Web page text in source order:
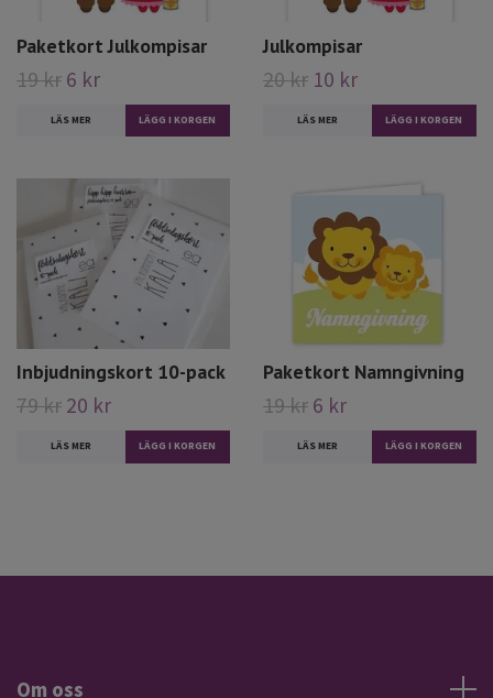
Paketkort Julkompisar
19 kr 6 kr
LÄS MER
Julkompisar
20 kr 10 kr
LÄS MER
Inbjudningskort 10-pack
79 kr 20 kr
LÄS MER
Paketkort Namngivning
19 kr 6 kr
LÄS MER
Om oss